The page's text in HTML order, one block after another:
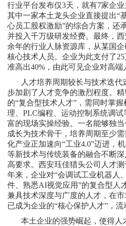
行业平台发布仅3天，就有7家企
其中一家本土龙头企业直接提出“
心员工股权激励”的综合方案，还
并投入千万级研发经费。最终，
余年的行业人脉资源库，从某国
核心技术人员。企业为此支付了
准高出40%，由此可见企业对高端
人才培养周期较长与技术迭
步加剧了人才竞争的激烈程度。
的“复合型技术人才”，需同时掌
理、PLC编程、运动控制系统调
富的现场实操经验。一名能够独
成长为技术骨干，培养周期至少
化产业正加速向“工业4.0”迈进，
等新技术与传统装备的融合不断
高要求。西安珏佳猎头公司人才
年来，企业对“会调试工业机器人
件、熟悉AI视觉应用”的复合型人
兼具技术深度与广度的人才，在
已成为企业的“核心保护人才”，流
本土企业的强势崛起，使得